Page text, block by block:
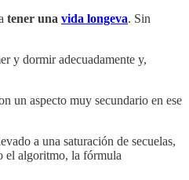
tener una vida longeva. Sin
y dormir adecuadamente y,
un aspecto muy secundario en ese
a una saturación de secuelas,
el algoritmo, la fórmula